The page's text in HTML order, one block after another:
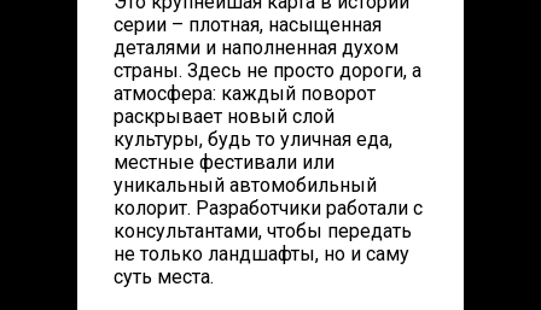
серии – плотная, насыщенная
деталями и наполненная духом
страны. Здесь не просто дороги, а
атмосфера: каждый поворот
раскрывает новый слой
культуры, будь то уличная еда,
местные фестивали или
уникальный автомобильный
колорит. Разработчики работали с
консультантами, чтобы передать
не только ландшафты, но и саму
суть места.